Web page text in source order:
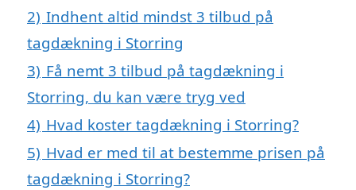
2) Indhent altid mindst 3 tilbud på
tagdækning i Storring
3) Få nemt 3 tilbud på tagdækning i
Storring, du kan være tryg ved
4) Hvad koster tagdækning i Storring?
5) Hvad er med til at bestemme prisen på
tagdækning i Storring?